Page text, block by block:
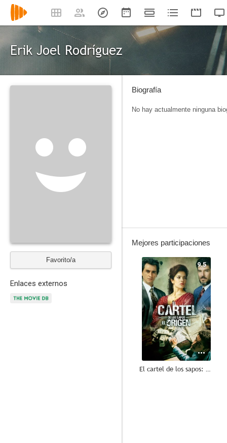
Erik Joel Rodríguez
Favorito/a
Enlaces externos
Biografía
No hay actualmente ninguna
Mejores participaciones
9.5
El cartel de los sapos: El origen